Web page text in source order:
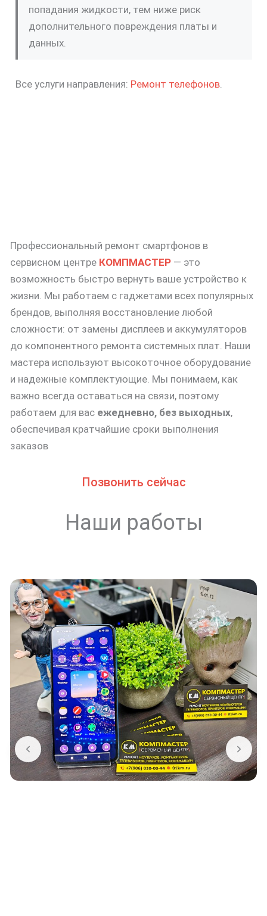
попадания жидкости, тем ниже риск
дополнительного повреждения платы и
данных.
Все услуги направления: Ремонт телефонов.
Профессиональный ремонт смартфонов в
сервисном центре КОМПМАСТЕР — это
возможность быстро вернуть ваше устройство к
жизни. Мы работаем с гаджетами всех популярных
брендов, выполняя восстановление любой
сложности: от замены дисплеев и аккумуляторов
до компонентного ремонта системных плат. Наши
мастера используют высокоточное оборудование
и надежные комплектующие. Мы понимаем, как
важно всегда оставаться на связи, поэтому
работаем для вас ежедневно, без выходных,
обеспечивая кратчайшие сроки выполнения
заказов
Позвонить сейчас
Наши работы